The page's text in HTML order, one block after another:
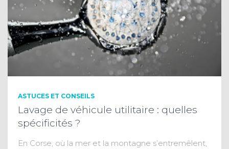
ASTUCES ET CONSEILS
Lavage de véhicule utilitaire : quelles
spécificités ?
En Corse, où la mer et la montagne s’entremêlent,